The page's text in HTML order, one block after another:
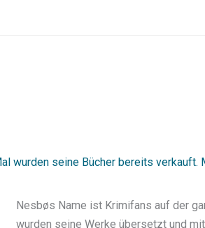
wurden seine Bücher bereits verkauft.
Nesbøs Name ist Krimifans auf der
wurden seine Werke übersetzt und